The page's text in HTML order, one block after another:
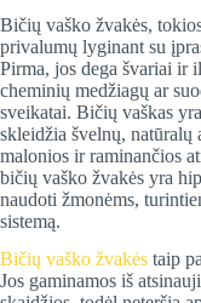
Bičių vaško žvakės,
privalumų lyginant su
Pirma, jos dega švariai ir
cheminių medžiagų ar
sveikatai. Bičių vaškas
skleidžia švelnų, natūralų
malonios ir raminančios
bičių vaško žvakės yra
naudoti žmonėms,
sistemą​.
Bičių vaško žvakės taip
Jos gaminamos iš